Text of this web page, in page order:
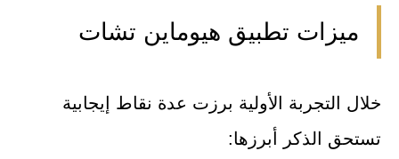
ميزات تطبيق هيوماين تشات
خلال التجربة الأولية برزت عدة نقاط إيجابية
تستحق الذكر أبرزها: